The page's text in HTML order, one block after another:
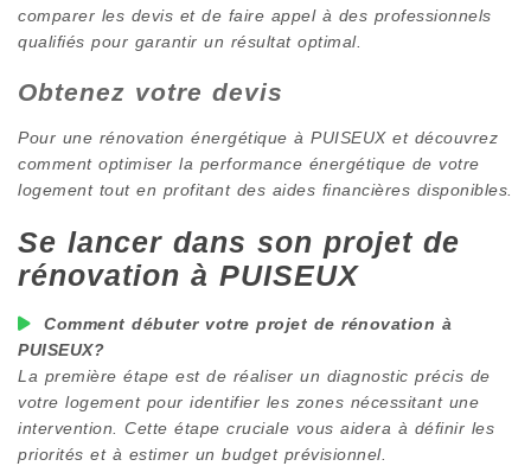
comparer les devis et de faire appel à des professionnels
qualifiés pour garantir un résultat optimal.
Obtenez votre devis
Pour une rénovation énergétique à PUISEUXet découvrez
comment optimiser la performance énergétique de votre
logement tout en profitant des aides financières disponibles.
Se lancer dans son projet de
rénovation à PUISEUX
Comment débuter votre projet de rénovation à
PUISEUX?
La première étape est de réaliser un diagnostic précis de
votre logement pour identifier les zones nécessitant une
intervention. Cette étape cruciale vous aidera à définir les
priorités et à estimer un budget prévisionnel.